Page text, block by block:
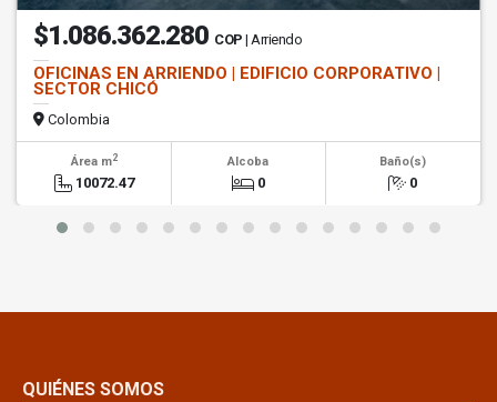
$1.086.362.280 COP | Arriendo
OFICINAS EN ARRIENDO | EDIFICIO CORPORATIVO |
SECTOR CHICÓ
Colombia
Área m2
10072.47
Alcoba
0
Baño(s)
0
QUIÉNES SOMOS